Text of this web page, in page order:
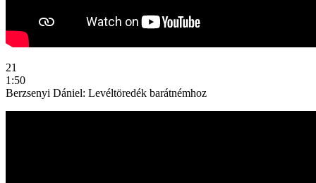
21
1:50
Berzsenyi Dániel: Levéltöredék barátnémhoz